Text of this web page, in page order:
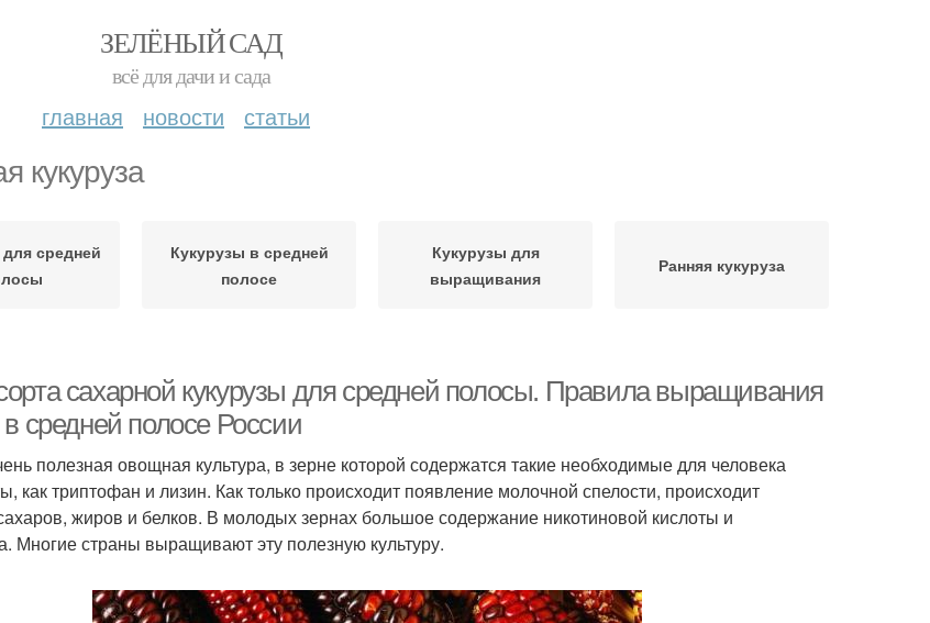
ЗЕЛЁНЫЙ САД
всё для дачи и сада
главная новости статьи
кукуруза
средней
Кукурузы в средней
полосе
Кукурузы для
выращивания
Ранняя кукуруза
сахарной кукурузы для средней полосы. Правила выращивания
в средней полосе России
полезная овощная культура, в зерне которой содержатся такие необходимые для человека
как триптофан и лизин. Как только происходит появление молочной спелости, происходит
жиров и белков. В молодых зернах большое содержание никотиновой кислоты и
Многие страны выращивают эту полезную культуру.